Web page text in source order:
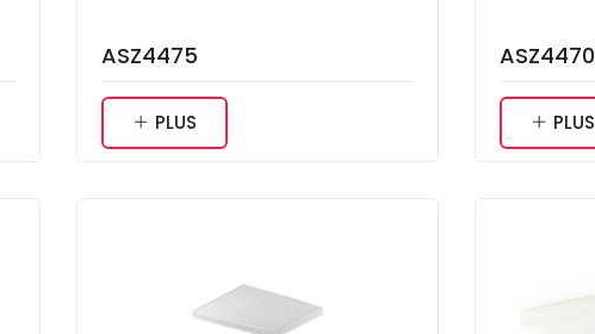
ASZ4475
PLUS
ASZ4470
PLUS